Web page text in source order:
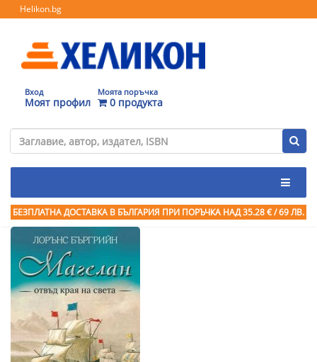
Helikon.bg
Вход
Моят профил
Моята поръчка
0 продукта
БЕЗПЛАТНА ДОСТАВКА В БЪЛГАРИЯ ПРИ ПОРЪЧКА НАД 35.28 € / 69 ЛВ.